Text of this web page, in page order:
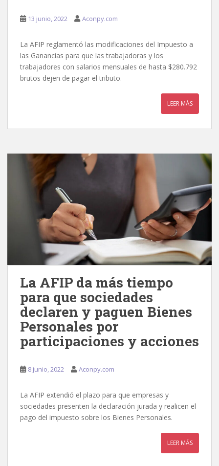
13 junio, 2022 Aconpy.com
La AFIP reglamentó las modificaciones del Impuesto a
las Ganancias para que las trabajadoras y los
trabajadores con salarios mensuales de hasta $280.792
brutos dejen de pagar el tributo.
LEER MÁS
La AFIP da más tiempo
para que sociedades
declaren y paguen Bienes
Personales por
participaciones y acciones
8 junio, 2022 Aconpy.com
La AFIP extendió el plazo para que empresas y
sociedades presenten la declaración jurada y realicen el
pago del impuesto sobre los Bienes Personales.
LEER MÁS